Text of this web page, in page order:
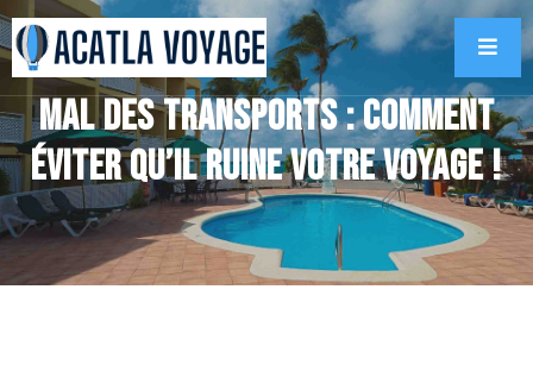
Mal des transports : comment
éviter qu’il ruine votre voyage !